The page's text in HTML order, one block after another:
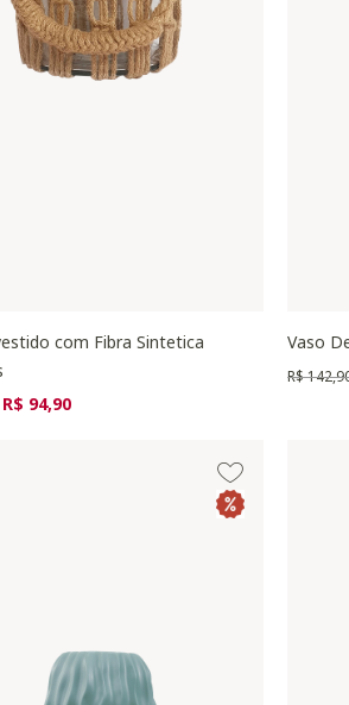
com Fibra Sintetica
de
para
R$ 94,90
Vaso
Preço
R$